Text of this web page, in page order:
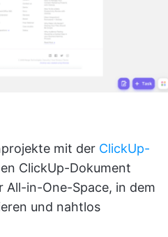
mit der ClickUp-
ClickUp-Dokument
in-One-Space, in dem
und nahtlos